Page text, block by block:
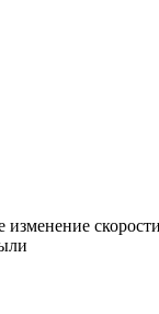
изменение скорости